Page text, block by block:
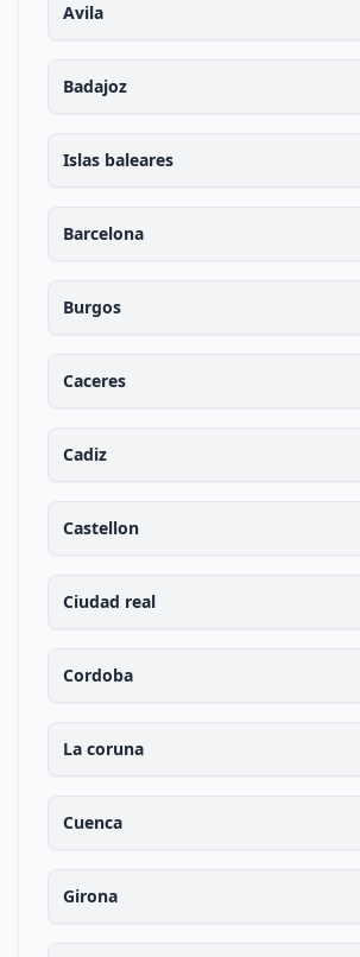
Avila
Badajoz
Islas baleares
Barcelona
Burgos
Caceres
Cadiz
Castellon
Ciudad real
Cordoba
La coruna
Cuenca
Girona